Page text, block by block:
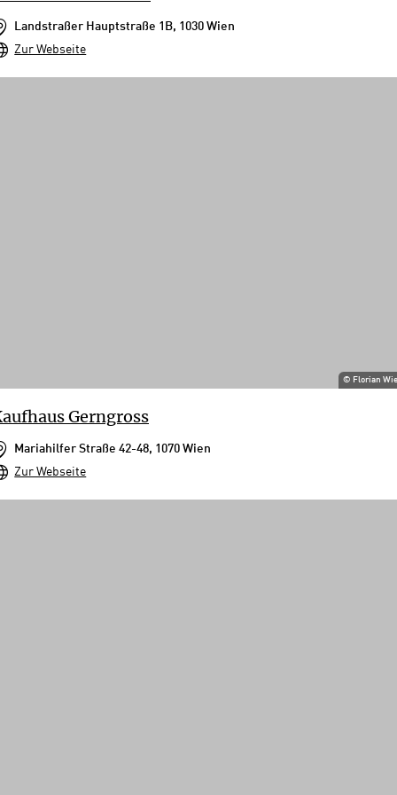
Landstraßer Hauptstraße 1B, 1030 Wien
Zur Webseite
© Florian
Gerngross
Mariahilfer Straße 42-48, 1070 Wien
Zur Webseite